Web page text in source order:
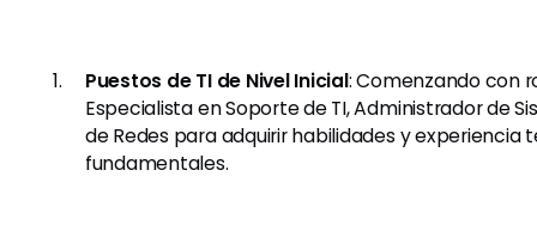
Puestos de TI de Nivel Inicial: Comenzando con
Especialista en Soporte de TI, Administrador de
de Redes para adquirir habilidades y experiencia
fundamentales.